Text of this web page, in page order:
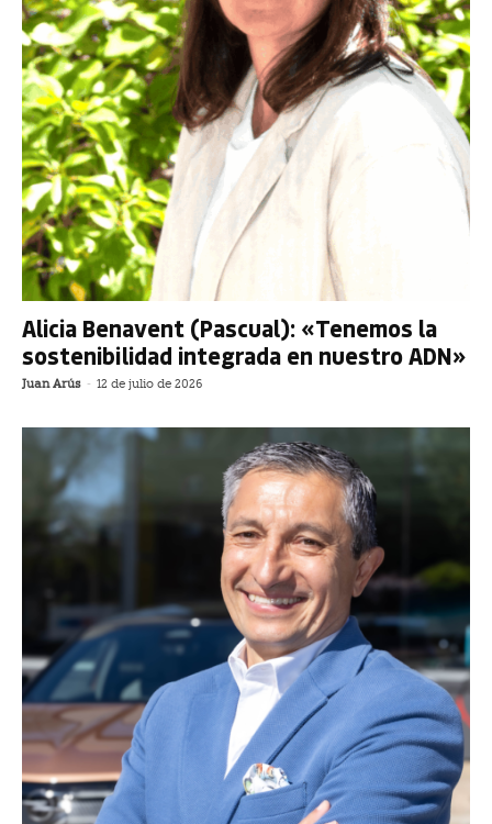
Alicia Benavent (Pascual): «Tenemos la
sostenibilidad integrada en nuestro ADN»
Juan Arús - 12 de julio de 2026